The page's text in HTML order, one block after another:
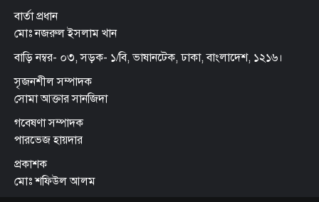
বার্তা প্রধান
মোঃ নজরুল ইসলাম খান
বাড়ি নম্বর- ০৩, সড়ক- ১/বি, ভাষানটেক, ঢাকা, বাংলাদেশ, ১২১৬।
সৃজনশীল সম্পাদক
সোমা আক্তার সানজিদা
গবেষণা সম্পাদক
পারভেজ হায়দার
প্রকাশক
মোঃ শফিউল আলম